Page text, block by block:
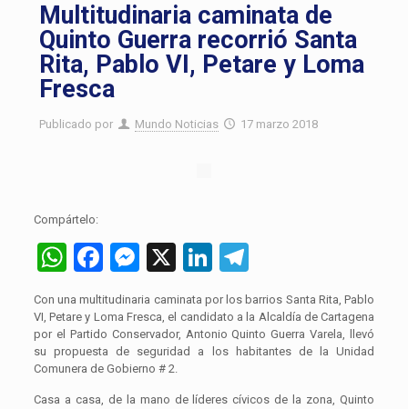
Multitudinaria caminata de
Quinto Guerra recorrió Santa
Rita, Pablo VI, Petare y Loma
Fresca
Publicado por Mundo Noticias 17 marzo 2018
Compártelo:
WhatsApp
Facebook
Messenger
X LinkedIn
Con una multitudinaria caminata por los barrios Santa Rita, Pablo
VI, Petare y Loma Fresca, el candidato a la Alcaldía de Cartagena
por el Partido Conservador, Antonio Quinto Guerra Varela, llevó
su propuesta de seguridad a los habitantes de la Unidad
Comunera de Gobierno # 2.
Casa a casa, de la mano de líderes cívicos de la zona, Quinto